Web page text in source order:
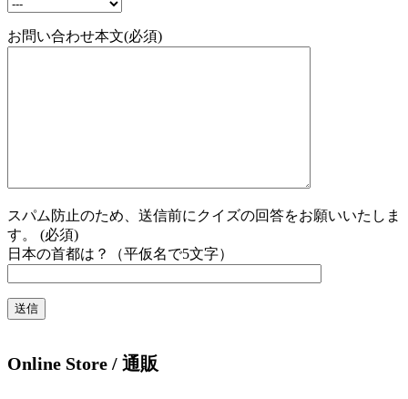
お問い合わせ本文(必須)
スパム防止のため、送信前にクイズの回答をお願いいたしま
す。 (必須)
日本の首都は？（平仮名で5文字）
Online Store / 通販